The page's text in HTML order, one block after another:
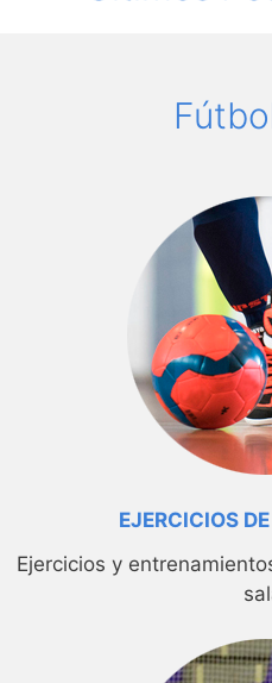
EJERCICIOSDE
Ejercicios y